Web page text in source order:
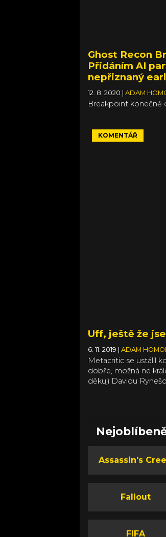
Ghost Recon
Přidáním AI
nepřiznaný
12. 8. 2020 ADAM
Breakpoint konečně
KOMENTÁŘ
Uff, ještě že
6. 11. 2019 | ADAM
Metacritic se ustálil
dobře, možná ne
děkuji Davidu
Assassin's
Fallout
FIFA